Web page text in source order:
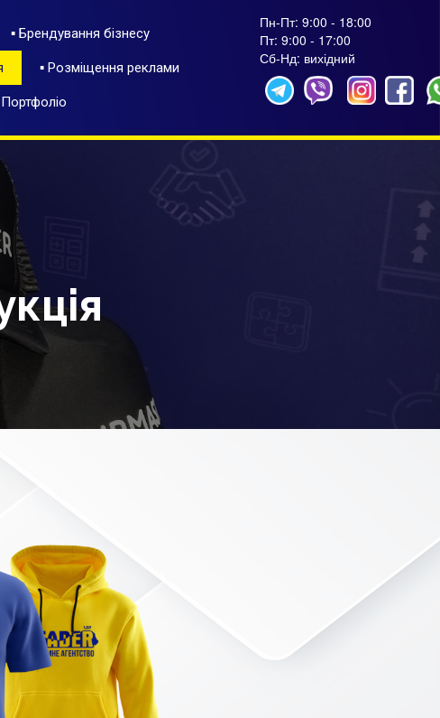
▪ Брендування бізнесу
▪ Розміщення реклами
Портфоліо
Пн-Пт: 9:00 - 18:00
Пт: 9:00 - 17:00
Сб-Нд: вихідний